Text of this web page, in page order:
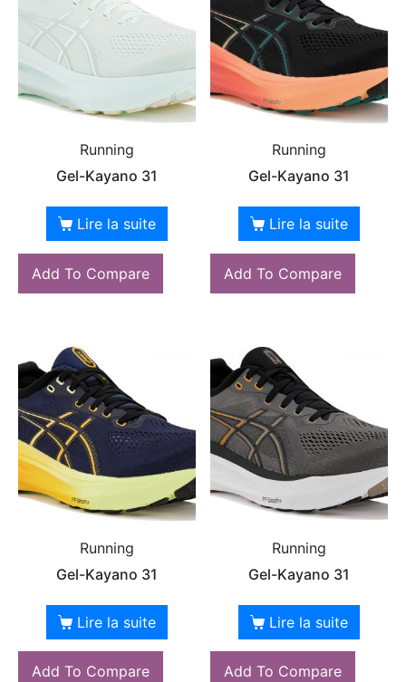
Running
Gel-Kayano 31
Lire la suite
Add To Compare
Running
Gel-Kayano 31
Lire la suite
Add To Compare
Running
Gel-Kayano 31
Lire la suite
Add To Compare
Running
Gel-Kayano 31
Lire la suite
Add To Compare